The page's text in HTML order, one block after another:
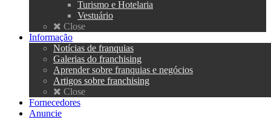
Turismo e Hotelaria
Vestuário
Close
Informação
Notícias de franquias
Galerias do franchising
Aprender sobre franquias e negócios
Artigos sobre franchising
Close
Fornecedores
Anuncie